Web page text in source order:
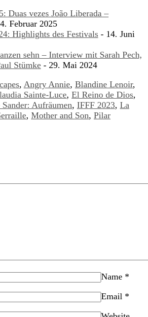
Duas vezes João Liberada –
Februar 2025
Highlights des Festivals - 14. Juni
sehn – Interview mit Sarah Pech,
Stümke - 29. Mai 2024
, Angry Annie, Blandine Lenoir,
Sainte-Luce, El Reino de Dios,
Aufräumen, IFFF 2023, La
, Mother and Son, Pilar
Name *
Email *